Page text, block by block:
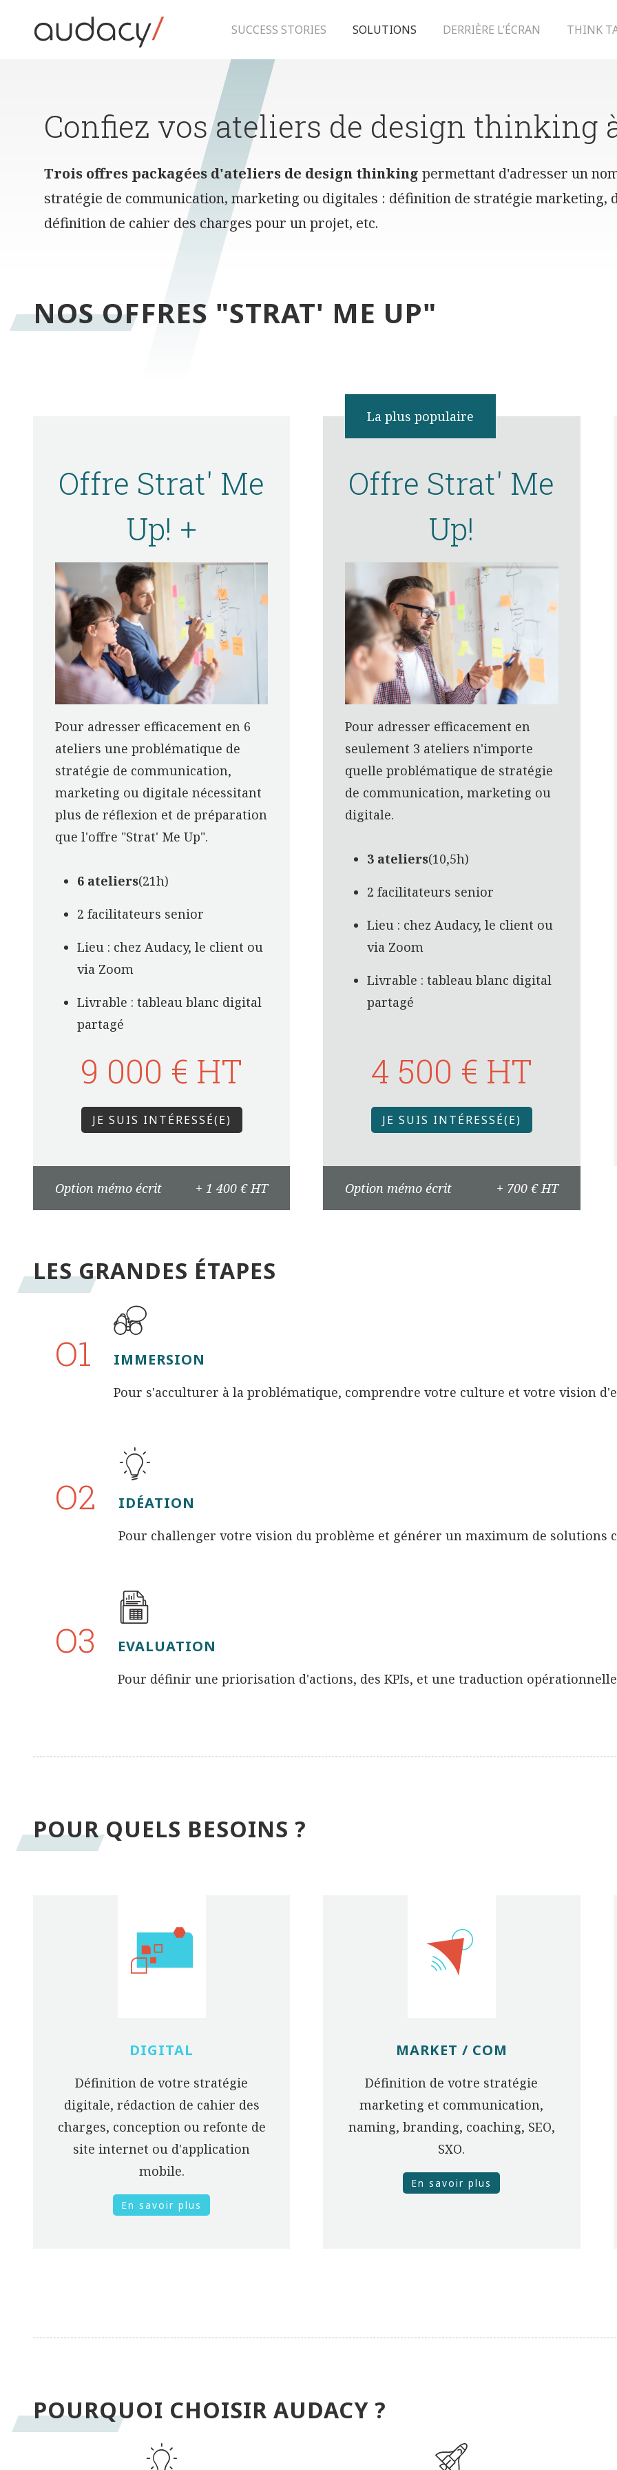
content SUCCESS STORIES SOLUTIONS DERRIÈRE L’ÉCRAN THINK
Confiez vos ateliers de design thinking
Trois offres packagées d'ateliers de design thinking permettant d'adresser un
stratégie de communication, marketing ou digitales : définition de stratégie marketing,
définition de cahier des charges pour un projet, etc.
NOS OFFRES "STRAT' ME UP"
Offre Strat' Me
Up! +
Pour adresser efficacement en 6
ateliers une problématique de
stratégie de communication,
marketing ou digitale nécessitant
plus de réflexion et de préparation
que l'offre "Strat' Me Up".
6 ateliers(21h)
2 facilitateurs senior
Lieu : chez Audacy, le client ou
via Zoom
Livrable : tableau blanc digital
partagé
9 000 € HT
JE SUIS INTÉRESSÉ(E)
Option mémo écrit + 1 400 € HT
La plus populaire
Offre Strat' Me
Up!
Pour adresser efficacement en
seulement 3 ateliers n'importe
quelle problématique de stratégie
de communication, marketing ou
digitale.
3 ateliers(10,5h)
2 facilitateurs senior
Lieu : chez Audacy, le client ou
via Zoom
Livrable : tableau blanc digital
partagé
4 500 € HT
JE SUIS INTÉRESSÉ(E)
Option mémo écrit + 700 € HT
LES GRANDES ÉTAPES
O1 IMMERSION
Pour s'acculturer à la problématique, comprendre votre culture et votre vision
O2 IDÉATION
Pour challenger votre vision du problème et générer un maximum de solutions
O3 EVALUATION
Pour définir une priorisation d'actions, des KPIs, et une traduction
POUR QUELS BESOINS ?
DIGITAL
Définition de votre stratégie
digitale, rédaction de cahier des
charges, conception ou refonte de
site internet ou d'application
mobile.
En savoir plus
MARKET / COM
Définition de votre stratégie
marketing et communication,
naming, branding, coaching, SEO,
SXO.
En savoir plus
POURQUOI CHOISIR AUDACY ?